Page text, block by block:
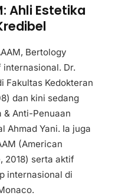
Ahli Estetika
Bertology
Dr.
Fakultas Kedokteran
dan kini sedang
& Anti-Penuaan
Ahmad Yani. Ia juga
(American
2018) serta aktif
internasional di